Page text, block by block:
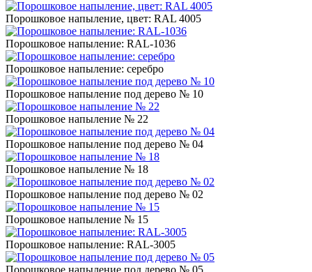
Порошковое напыление, цвет: RAL 4005
Порошковое напыление: RAL-1036
Порошковое напыление: серебро
Порошковое напыление под дерево № 10
Порошковое напыление № 22
Порошковое напыление под дерево № 04
Порошковое напыление № 18
Порошковое напыление под дерево № 02
Порошковое напыление № 15
Порошковое напыление: RAL-3005
Порошковое напыление под дерево № 05